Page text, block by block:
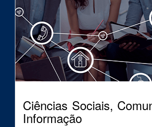
Ciências Sociais,
Informação